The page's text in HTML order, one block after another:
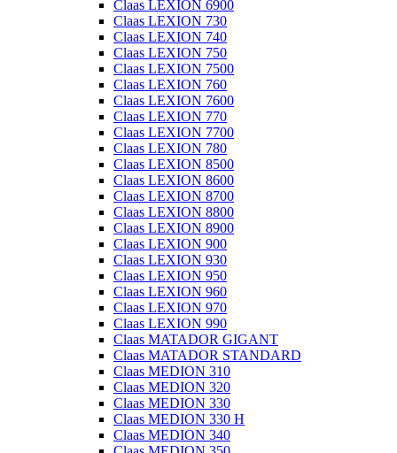
Claas LEXION 6900
Claas LEXION 730
Claas LEXION 740
Claas LEXION 750
Claas LEXION 7500
Claas LEXION 760
Claas LEXION 7600
Claas LEXION 770
Claas LEXION 7700
Claas LEXION 780
Claas LEXION 8500
Claas LEXION 8600
Claas LEXION 8700
Claas LEXION 8800
Claas LEXION 8900
Claas LEXION 900
Claas LEXION 930
Claas LEXION 950
Claas LEXION 960
Claas LEXION 970
Claas LEXION 990
Claas MATADOR GIGANT
Claas MATADOR STANDARD
Claas MEDION 310
Claas MEDION 320
Claas MEDION 330
Claas MEDION 330 H
Claas MEDION 340